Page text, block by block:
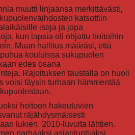
muutti linjaansa merkittävästi,
katsottiin
isoja ja jopa
kun lapsia oli ohjattu hoitoihin
Maan hallitus määräsi, että
kouluissa sukupuolen
edes osana
Rajoituksen taustalla on huoli
voisi täysin turhaan hämmentää
hoitoon hakeutuvien
räjähdysmäisesti
lukien, 2010-luvulta lähtien.